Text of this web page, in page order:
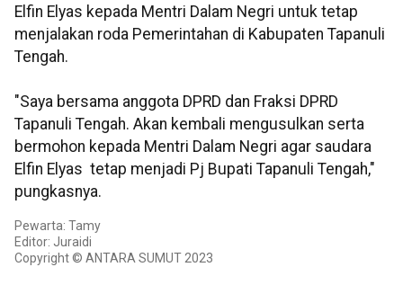
Elfin Elyas kepada Mentri Dalam Negri untuk tetap
menjalakan roda Pemerintahan di Kabupaten Tapanuli
Tengah.
"Saya bersama anggota DPRD dan Fraksi DPRD
Tapanuli Tengah. Akan kembali mengusulkan serta
bermohon kepada Mentri Dalam Negri agar saudara
Elfin Elyas tetap menjadi Pj Bupati Tapanuli Tengah,"
pungkasnya.
Pewarta: Tamy
Editor: Juraidi
Copyright © ANTARA SUMUT 2023